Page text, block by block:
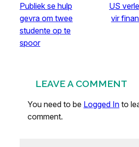
Publiek se hulp
gevra om twee
studente op te
spoor
US
vir
LEAVE A COMMENT
You need to be Logged In to
comment.